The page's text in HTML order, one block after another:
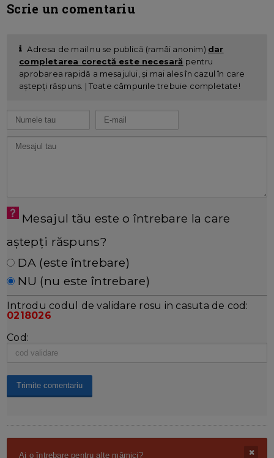
Scrie un comentariu
Adresa de mail nu se publică (ramâi anonim) dar
completarea corectă este necesară pentru
aprobarea rapidă a mesajului, și mai ales în cazul în care
aștepți răspuns. | Toate câmpurile trebuie completate!
Mesajul tău este o întrebare la care
aștepți răspuns?
DA (este întrebare)
NU (nu este întrebare)
Introdu codul de validare rosu in casuta de cod:
0218026
Cod:
Ai o întrebare pentru alte mămici?